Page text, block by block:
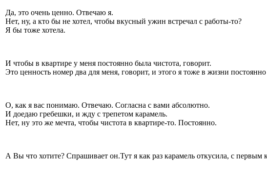
Да, это очень ценно. Отвечаю я.
Нет, ну, а кто бы не хотел, чтобы вкусный ужин встречал с работы-то?
Я бы тоже хотела.
И чтобы в квартире у меня постоянно была чистота, говорит.
Это ценность номер два для меня, говорит, и этого я тоже в жизни постоянно
О, как я вас понимаю. Отвечаю. Согласна с вами абсолютно.
И доедаю гребешки, и жду с трепетом карамель.
Нет, ну это же мечта, чтобы чистота в квартире-то. Постоянно.
А Вы что хотите? Спрашивает он.Тут я как раз карамель откусила, с